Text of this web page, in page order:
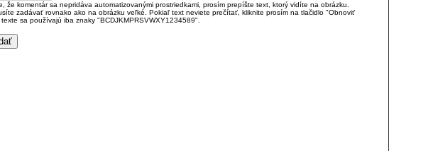
že komentár sa nepridáva automatizovanými prostriedkami, prosím prepíšte text, ktorý vidíte na obrázku.
zadávať rovnako ako na obrázku veľké. Pokiaľ text neviete prečítať, kliknite prosím na tlačidlo "Obnoviť
sa používajú iba znaky "BCDJKMPRSVWXY1234589".